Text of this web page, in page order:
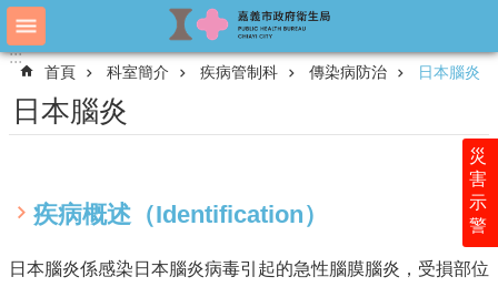
跳到主要內容區塊
進
階
搜
尋
認
識
生
:::
災
害
示
警
:::
首頁 科室簡介 疾病管制科 傳染病防治 日本腦炎
日本腦炎
疾病概述（Identification）
日本腦炎係感染日本腦炎病毒引起的急性腦膜腦炎，受損部位